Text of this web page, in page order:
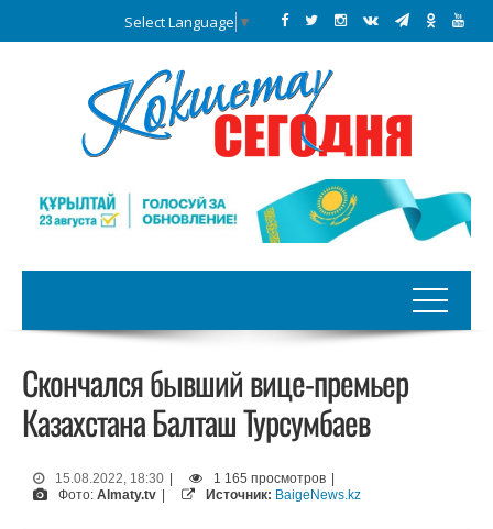
Select Language ▼
Скончался бывший вице-премьер
Казахстана Балташ Турсумбаев
15.08.2022, 18:30 1 165 просмотров
Фото: Almaty.tv Источник: BaigeNews.kz